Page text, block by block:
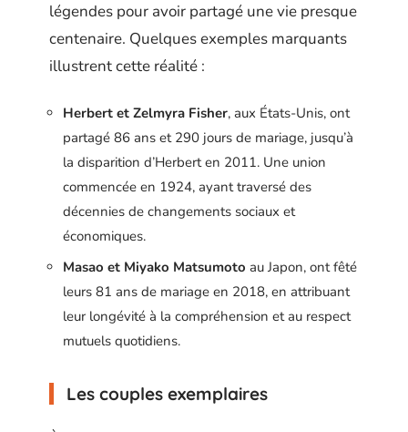
légendes pour avoir partagé une vie presque
centenaire. Quelques exemples marquants
illustrent cette réalité :
Herbert et Zelmyra Fisher, aux États-Unis, ont
partagé 86 ans et 290 jours de mariage, jusqu’à
la disparition d’Herbert en 2011. Une union
commencée en 1924, ayant traversé des
décennies de changements sociaux et
économiques.
Masao et Miyako Matsumoto au Japon, ont fêté
leurs 81 ans de mariage en 2018, en attribuant
leur longévité à la compréhension et au respect
mutuels quotidiens.
Les couples exemplaires